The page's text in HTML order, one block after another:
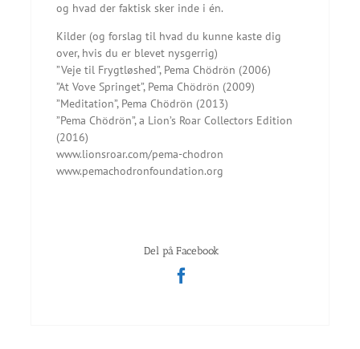
og hvad der faktisk sker inde i én.
Kilder (og forslag til hvad du kunne kaste dig
over, hvis du er blevet nysgerrig)
”Veje til Frygtløshed”, Pema Chödrön (2006)
”At Vove Springet”, Pema Chödrön (2009)
”Meditation”, Pema Chödrön (2013)
”Pema Chödrön”, a Lion’s Roar Collectors Edition
(2016)
www.lionsroar.com/pema-chodron
www.pemachodronfoundation.org
Del på Facebook